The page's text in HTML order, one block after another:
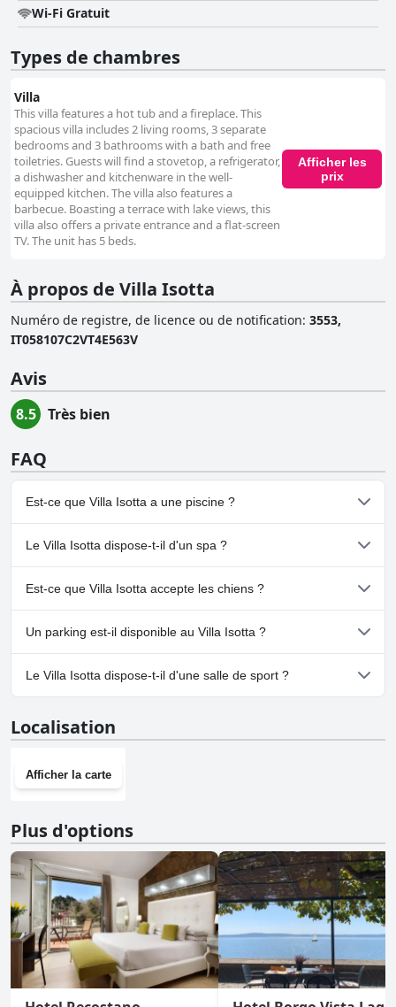
Wi-Fi Gratuit
Types de chambres
Villa
This villa features a hot tub and a fireplace. This
spacious villa includes 2 living rooms, 3 separate
bedrooms and 3 bathrooms with a bath and free
toiletries. Guests will find a stovetop, a refrigerator,
a dishwasher and kitchenware in the well-
equipped kitchen. The villa also features a
barbecue. Boasting a terrace with lake views, this
villa also offers a private entrance and a flat-screen
TV. The unit has 5 beds.
Afficher les
prix
À propos de Villa Isotta
Numéro de registre, de licence ou de notification: 3553,
IT058107C2VT4E563V
Avis
8.5 Très bien
FAQ
Est-ce que Villa Isotta a une piscine ?
Non, Villa Isotta n'a pas de piscine.
Le Villa Isotta dispose-t-il d'un spa ?
Non, il n'y a pas de spa à Villa Isotta.
Est-ce que Villa Isotta accepte les chiens ?
Oui, Villa Isotta accueille les chiens.
Un parking est-il disponible au Villa Isotta ?
Oui, un parking est disponible à Villa Isotta.
Le Villa Isotta dispose-t-il d'une salle de sport ?
Localisation
Afficher la carte
Plus d'options